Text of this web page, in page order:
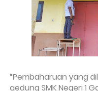
“Pembaharuan yang
gedung SMK Negeri 1